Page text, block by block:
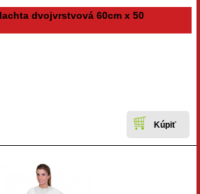
dvojvrstvová 60cm x 50